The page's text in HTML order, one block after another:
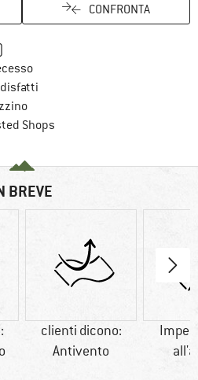
CONFRONTA
Vai alla politica di recesso qui
Shops
BREVE
clienti dicono:
Antivento